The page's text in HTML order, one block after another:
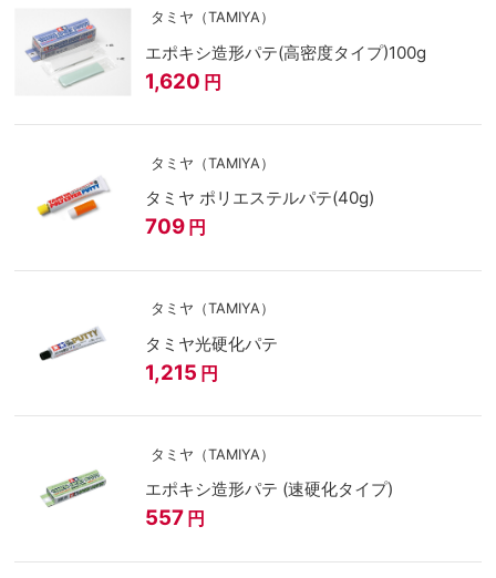
タミヤ（TAMIYA）
エポキシ造形パテ(高密度タイプ)100g
1,620 円
タミヤ（TAMIYA）
タミヤ ポリエステルパテ(40g)
709 円
タミヤ（TAMIYA）
タミヤ光硬化パテ
1,215 円
タミヤ（TAMIYA）
エポキシ造形パテ (速硬化タイプ)
557 円